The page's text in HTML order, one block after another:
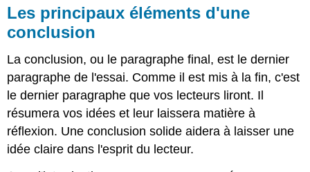
principaux
éléments
d'une
Phrase
par
Résumé
Identifier
le
résumé
Les principaux éléments d'une
conclusion
La conclusion, ou le paragraphe final, est le dernier
paragraphe de l'essai. Comme il est mis à la fin, c'est
le dernier paragraphe que vos lecteurs liront. Il
résumera vos idées et leur laissera matière à
réflexion. Une conclusion solide aidera à laisser une
idée claire dans l'esprit du lecteur.